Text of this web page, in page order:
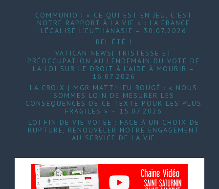
COMMUNIO | « CE QUI EST EN JEU, C’EST
NOTRE RAPPORT À LA VIE » : LA FRANCE
LÉGALISE L’EUTHANASIE – 30.07.2026
BEL ÉTÉ !
VATICAN NEWS| TRISTESSE ET
PRÉOCCUPATION AU LENDEMAIN DU VOTE DE
LA LOI SUR LE DROIT À L’AIDE À MOURIR –
16.07.2026
LA CROIX | MGR MATTHIEU ROUGÉ : « NOUS
SOMMES LOIN DE MESURER LES
CONSÉQUENCES DE CE TEXTE POUR LES PLUS
FRAGILES » – 15.07.2026
LOI FIN DE VIE VOTÉE : FACE À UN CHOIX DE
RUPTURE, RENOUVELER NOTRE ENGAGEMENT
AU SERVICE DE LA VIE